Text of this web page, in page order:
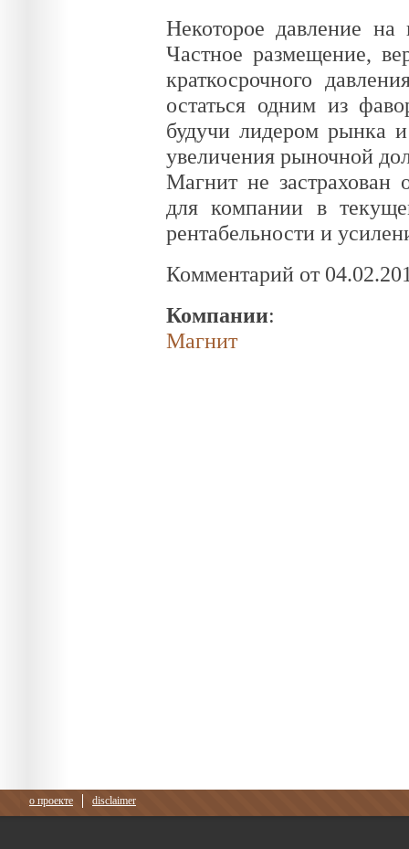
Некоторое давление на
Частное размещение,
краткосрочного
остаться одним из
будучи лидером рынка
увеличения рыночной
Магнит не застрахован
для компании в
рентабельности и
Комментарий от
Компании:
Магнит
о проекте disclaimer